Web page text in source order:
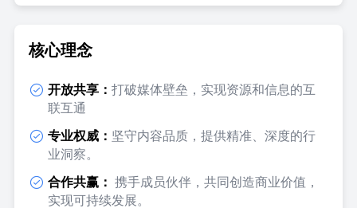
核心理念
开放共享： 打破媒体壁垒，实现资源和信息的互
联互通
专业权威： 坚守内容品质，提供精准、深度的行
业洞察。
合作共赢： 携手成员伙伴，共同创造商业价值，
实现可持续发展。